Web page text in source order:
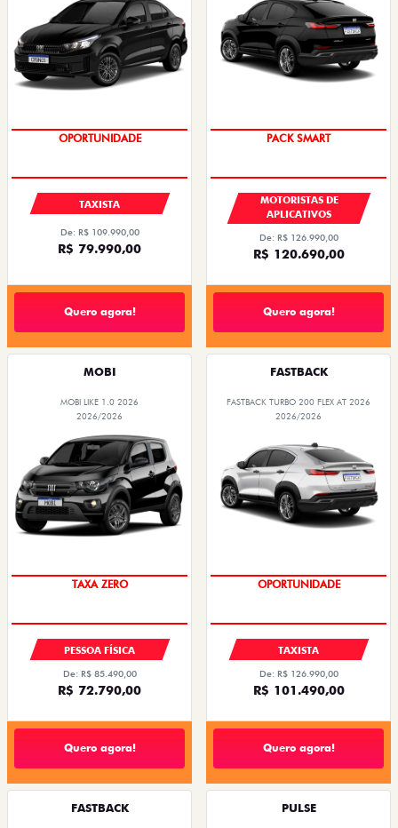
OPORTUNIDADE
TAXISTA
De: R$ 109.990,00
R$ 79.990,00
Quero agora!
PACK SMART
MOTORISTAS DE
APLICATIVOS
De: R$ 126.990,00
R$ 120.690,00
Quero agora!
MOBI
MOBI LIKE 1.0 2026
2026/2026
PREÇO IMPERDÍVEL
PESSOA FÍSICA
De: R$ 85.490,00
R$ 72.790,00
Quero agora!
FASTBACK
FASTBACK TURBO 200 FLEX AT 2026
2026/2026
OPORTUNIDADE
TAXISTA
De: R$ 126.990,00
R$ 101.490,00
Quero agora!
FASTBACK PULSE